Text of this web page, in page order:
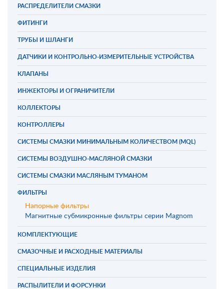
РАСПРЕДЕЛИТЕЛИ СМАЗКИ
ФИТИНГИ
ТРУБЫ И ШЛАНГИ
ДАТЧИКИ И КОНТРОЛЬНО-ИЗМЕРИТЕЛЬНЫЕ УСТРОЙСТВА
КЛАПАНЫ
ИНЖЕКТОРЫ И ОГРАНИЧИТЕЛИ
КОЛЛЕКТОРЫ
КОНТРОЛЛЕРЫ
СИСТЕМЫ СМАЗКИ МИНИМАЛЬНЫМ КОЛИЧЕСТВОМ (MQL)
СИСТЕМЫ ВОЗДУШНО-МАСЛЯНОЙ СМАЗКИ
СИСТЕМЫ СМАЗКИ МАСЛЯНЫМ ТУМАНОМ
ФИЛЬТРЫ
Напорные фильтры
Магнитные субмикронные фильтры серии Magnom
КОМПЛЕКТУЮЩИЕ
СМАЗОЧНЫЕ И РАСХОДНЫЕ МАТЕРИАЛЫ
СПЕЦИАЛЬНЫЕ ИЗДЕЛИЯ
РАСПЫЛИТЕЛИ И ФОРСУНКИ